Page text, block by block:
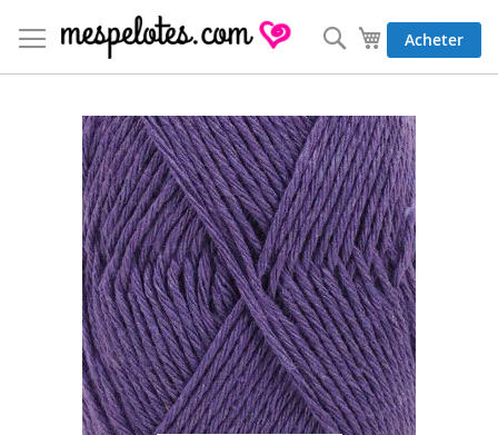
au
contenu
Mon panier
Acheter
Rechercher